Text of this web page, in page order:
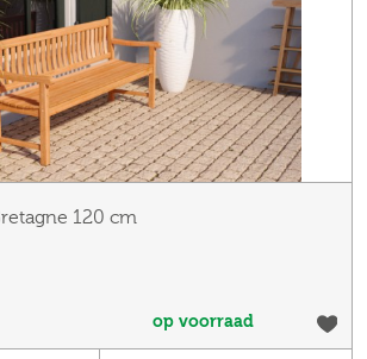
120 cm
op voorraad